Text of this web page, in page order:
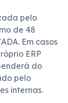
pelo
de 48
Em casos
ERP
do
pelo
internas.